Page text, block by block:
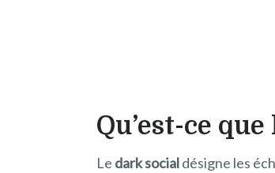
Qu’est-ce
Le dark socialdésigne les